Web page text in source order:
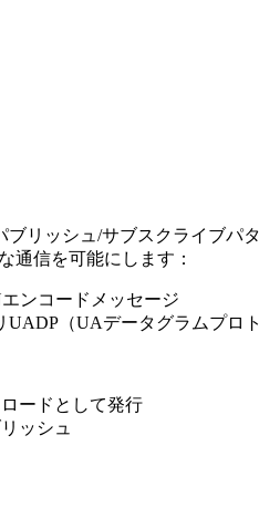
ブリッシュ/サブスクライブ
通信を可能にします：
ンコードメッセージ
（UAデータグラムプロト
ードとして発行
ッシュ